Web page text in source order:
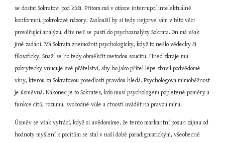
se dostat Sokratovi pod kůži. Přitom má v otázce interrupcí intelektuálně
konformní, pokrokové názory. Zasloužil by si tedy nejprve sám v této věci
prověřující analýzu, dřív než se pustí do psychoanalýzy Sokrata. On má však
jiné zadání. Má Sokrata znemožnit psychologicky, když to nešlo vědecky či
filosoficky. Snaží se ho tedy obměkčit metodou soucitu. Hned zkraje mu
pokrytecky vnucuje své přátelství, aby ho jako přítel lépe zbavil podvědomé
viny, kterou za Sokratovou posedlostí pravdou hledá. Psychologova mimoběžnost
je úsměvná. Nakonec je to Sokrates, kdo musí psychologem popletené poměry a
funkce citů, rozumu, svobodné vůle a ctností uvádět na pravou míru.
Úsměv se však vytrácí, když si uvědomíme, že tento markantní posun zájmu od
hodnoty myšlení k pocitům se stal v naší době paradigmatickým, všeobecně